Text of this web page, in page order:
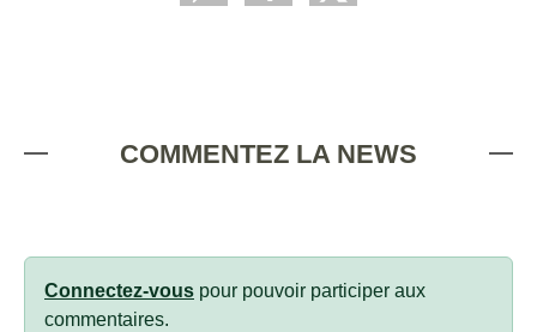
COMMENTEZ LA NEWS
Connectez-vous pour pouvoir participer aux
commentaires.